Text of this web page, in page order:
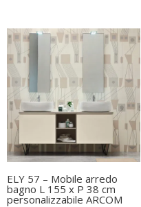
da
1.369,00€
a
1.540,00€
ELY 57 – Mobile arredo
bagno L 155 x P 38 cm
personalizzabile ARCOM